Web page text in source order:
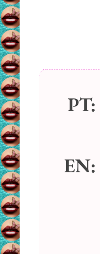
PT:
EN: